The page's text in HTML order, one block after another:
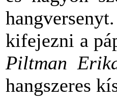
kifejezni a
Piltman
hangszeres